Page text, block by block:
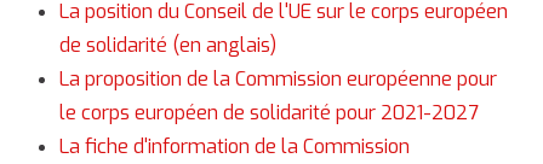
La position du Conseil de l'UE sur le corps européen
de solidarité (en anglais)
La proposition de la Commission européenne pour
le corps européen de solidarité pour 2021-2027
La fiche d'information de la Commission